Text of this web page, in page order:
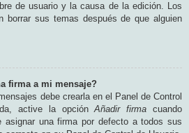
de usuario y la causa de la edición. Los
borrar sus temas después de que alguien
firma a mi mensaje?
debe crearla en el Panel de Control
active la opciónAñadir firma cuando
asignar una firma por defecto a todos sus